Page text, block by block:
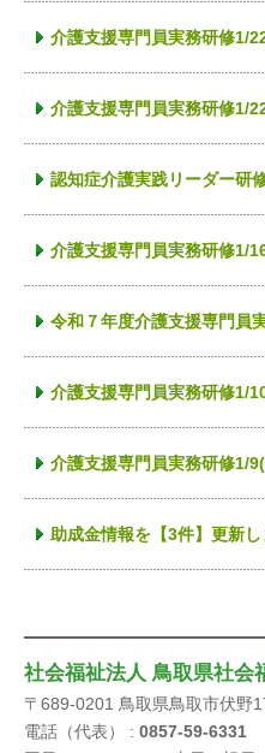
介護支援専門員実務研修1/
介護支援専門員実務研修1/
認知症介護実践リーダー研
介護支援専門員実務研修1/
令和７年度介護支援専門員
介護支援専門員実務研修1/
介護支援専門員実務研修1/
助成金情報を【3件】更新し
社会福祉法人 鳥取県社会
〒689-0201 鳥取県鳥取市伏野
電話（代表） : 0857-59-6331